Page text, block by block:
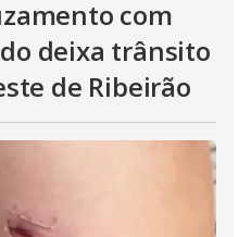
com
deixa trânsito
de Ribeirão